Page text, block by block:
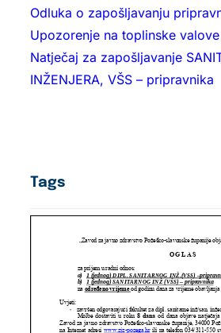
Odluka o zapošljavanju
Upozorenje na toplinske valove
Natječaj za zapošljavanje
INŽENJERA, VŠS – pripravnika
Tags